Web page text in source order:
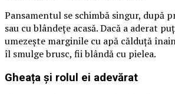
Pansamentul se schimbă singur, după
sau cu blândețe acasă. Dacă a aderat
umezește marginile cu apă călduță
îl smulge brusc, fii blândă cu pielea.
Gheața și rolul ei adevărat